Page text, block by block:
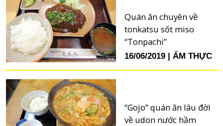
Quán ăn chuyên về
tonkatsu sốt miso
“Tonpachi”
16/06/2019 ẨM THỰC
“Gojo” quán ăn lâu đời
về udon nước hầm